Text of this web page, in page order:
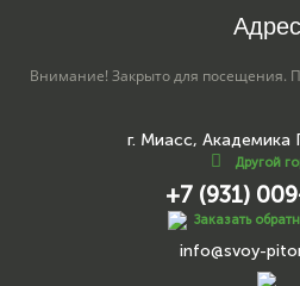
Адрес
Внимание! Закрыто для посещения.
г. Миасс, Академика
Другой
+7 (931)
Заказать
info@svoy-